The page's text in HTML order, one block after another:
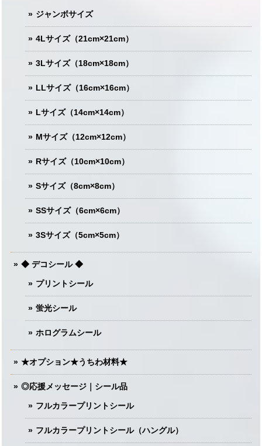
ジャンボサイズ
4Lサイズ（21cm×21cm）
3Lサイズ（18cm×18cm）
LLサイズ（16cm×16cm）
Lサイズ（14cm×14cm）
Mサイズ（12cm×12cm）
Rサイズ（10cm×10cm）
Sサイズ（8cm×8cm）
SSサイズ（6cm×6cm）
3Sサイズ（5cm×5cm）
◆ デコシール ◆
プリントシール
蛍光シール
ホログラムシール
★オプション★うちわ材料★
◎応援メッセージ｜シール品
フルカラープリントシール
フルカラープリントシール（ハングル）